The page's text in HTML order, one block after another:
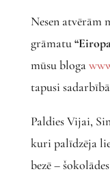
Nesen atvērām
grāmatu
mūsu bloga
tapusi
Paldies Vijai,
kuri palīdzēja
bezē –